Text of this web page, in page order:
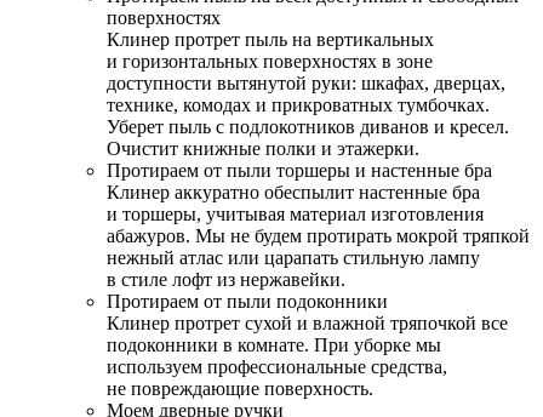
поверхностях
Клинер протрет пыль на вертикальных
и горизонтальных поверхностях в зоне
доступности вытянутой руки: шкафах, дверцах,
технике, комодах и прикроватных тумбочках.
Уберет пыль с подлокотников диванов и кресел.
Очистит книжные полки и этажерки.
Протираем от пыли торшеры и настенные бра
Клинер аккуратно обеспылит настенные бра
и торшеры, учитывая материал изготовления
абажуров. Мы не будем протирать мокрой тряпкой
нежный атлас или царапать стильную лампу
в стиле лофт из нержавейки.
Протираем от пыли подоконники
Клинер протрет сухой и влажной тряпочкой все
подоконники в комнате. При уборке мы
используем профессиональные средства,
не повреждающие поверхность.
Моем дверные ручки